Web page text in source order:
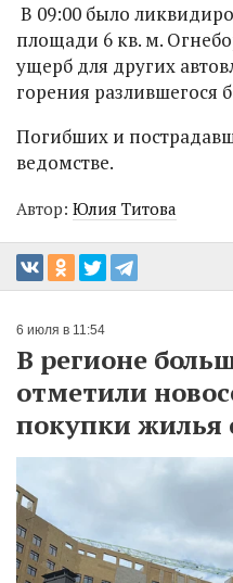
В 09:00 было
площади 6 кв. м.
ущерб для других
горения разлившегося
Погибших и
ведомстве.
Автор: Юлия Титова
6 июля в 11:54
В регионе
отметили
покупки жилья